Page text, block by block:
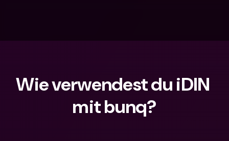
Wie verwendest du iDIN
mit bunq?